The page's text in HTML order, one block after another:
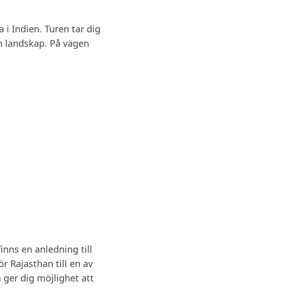
i Indien. Turen tar dig
På vägen
en anledning till
Rajasthan till en av
ger dig möjlighet att